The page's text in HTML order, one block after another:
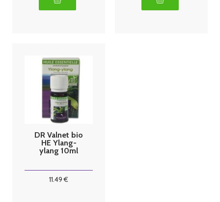
DR Valnet bio
HE Ylang-
ylang 10ml
11.49 €